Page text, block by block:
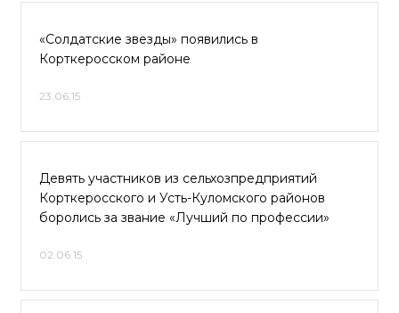
«Солдатские звезды» появились в
Корткеросском районе
23.06.15
Девять участников из сельхозпредприятий
Корткеросского и Усть-Куломского районов
боролись за звание «Лучший по профессии»
02.06.15